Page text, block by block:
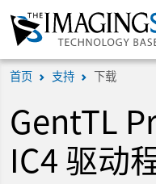
首页 支持 下载
GentTL
IC4 驱动